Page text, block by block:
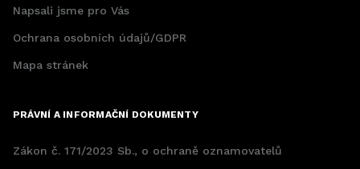
Napsali jsme pro Vás
Ochrana osobních údajů/GDPR
Mapa stránek
PRÁVNÍ A INFORMAČNÍ DOKUMENTY
Zákon č. 171/2023 Sb., o ochraně oznamovatelů